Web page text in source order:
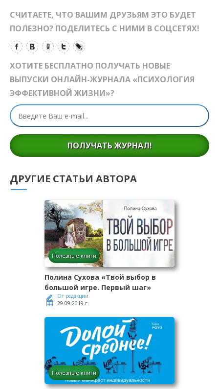
СЧИТАЕТЕ, ЧТО ВАШИМ ДРУЗЬЯМ ЭТО БУДЕТ
ПОЛЕЗНО? ПОДЕЛИТЕСЬ С НИМИ В СОЦСЕТЯХ!
ХОТИТЕ БЕСПЛАТНО ПОЛУЧАТЬ НОВЫЕ
ВЫПУСКИ ОНЛАЙН-ЖУРНАЛА «ПСИХОЛОГИЯ
ЭФФЕКТИВНОЙ ЖИЗНИ»?
ПОЛУЧАТЬ ЖУРНАЛ!
ДРУГИЕ СТАТЬИ АВТОРА
Полезные книги
Полина Сухова «Твой выбор в
большой игре. Первый шаг»
От редакции
29.09.2019 г.
Полезные книги